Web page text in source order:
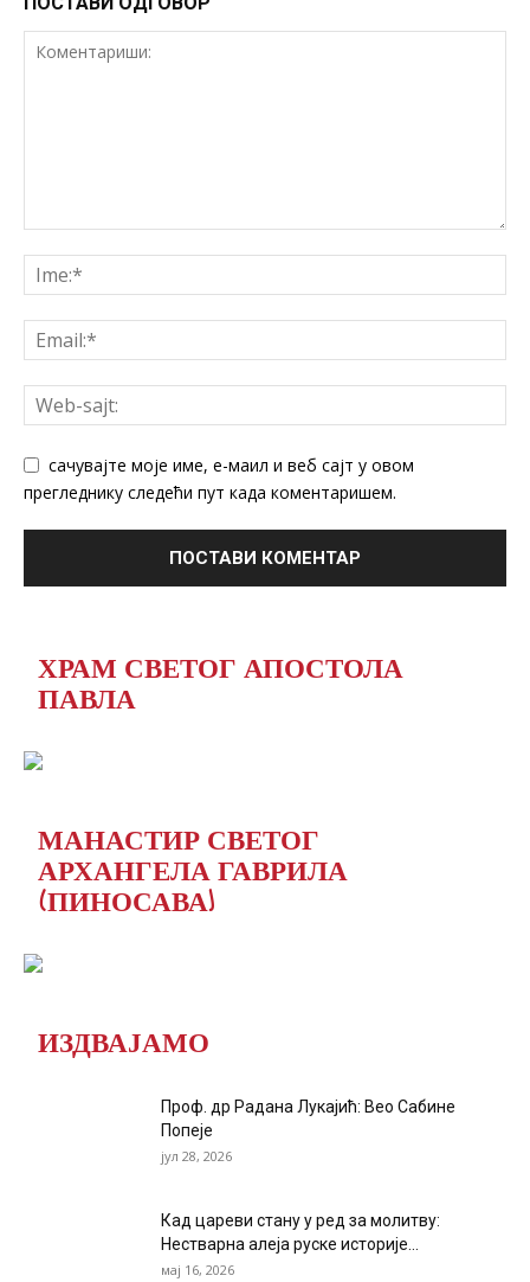
сачувајте моје име, е-маил и веб сајт у овом
прегледнику следећи пут када коментаришем.
ХРАМ СВЕТОГ АПОСТОЛА
ПАВЛА
МАНАСТИР СВЕТОГ
АРХАНГЕЛА ГАВРИЛА
(ПИНОСАВА)
ИЗДВАЈАМО
Проф. др Радана Лукајић: Вео Сабине
Попеје
јул 28, 2026
Кад цареви стану у ред за молитву:
Нестварна алеја руске историје...
мај 16, 2026